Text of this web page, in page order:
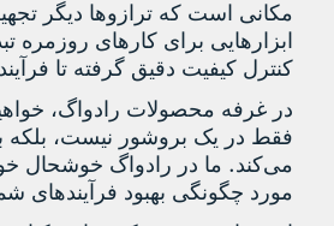
مکانی است که ترازوها دیگر
ابزارهایی برای کارهای روزمره
کنترل کیفیت دقیق گرفته تا
در غرفه محصولات رادواگ،
فقط در یک بروشور نیست، بلکه
می‌کند. ما در رادواگ خوشحال
مورد چگونگی بهبود فرآیندهای